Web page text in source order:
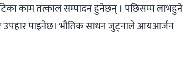
काम तत्काल सम्पादन हुनेछन् । पछिसम्म लाभहुने
र उपहार पाइनेछ। भौतिक साधन जुट्नाले आयआर्जन